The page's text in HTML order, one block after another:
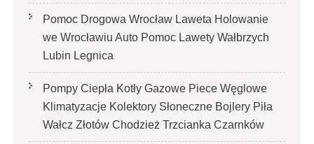
Pomoc Drogowa Wrocław Laweta Holowanie
we Wrocławiu Auto Pomoc Lawety Wałbrzych
Lubin Legnica
Pompy Ciepła Kotły Gazowe Piece Węglowe
Klimatyzacje Kolektory Słoneczne Bojlery Piła
Wałcz Złotów Chodzież Trzcianka Czarnków